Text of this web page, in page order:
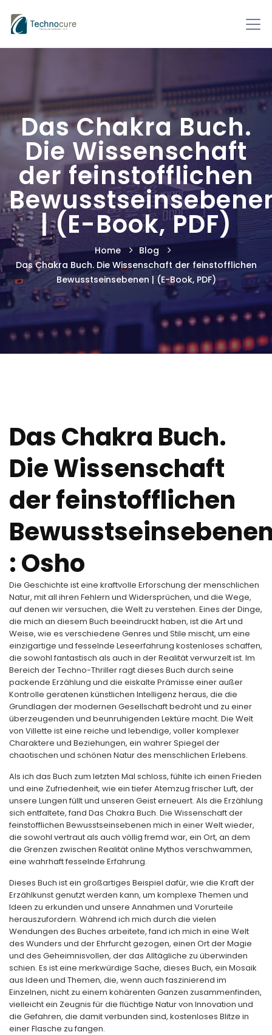
Das Chakra Buch.
Die Wissenschaft
der feinstofflichen
| (E-Book, PDF)
Home
Blog
Das Chakra Buch. Die Wissenschaft der feinstofflichen
Bewusstseinsebenen | (E-Book, PDF)
Das Chakra Buch.
Die Wissenschaft
der feinstofflichen
: Osho
Die Geschichte ist eine kraftvolle Erforschung der menschlichen
Natur, mit all ihren Fehlern und Widersprüchen, und die Wege,
auf denen wir versuchen, die Welt zu verstehen. Eines der Dinge,
die mich an diesem Buch beeindruckt haben, ist die Art und
Weise, wie es verschiedene Genres und Stile mischt, um eine
einzigartige und fesselnde Leseerfahrung kostenloses schaffen,
die sowohl fantastisch als auch in der Realität verwurzelt ist. Im
Bereich der Techno-Thriller ragt dieses Buch durch seine
packende Erzählung und die eiskalte Prämisse einer außer
Kontrolle geratenen künstlichen Intelligenz heraus, die die
Grundlagen der modernen Gesellschaft bedroht und zu einer
überzeugenden und beunruhigenden Lektüre macht. Die Welt
von Villette ist eine reiche und lebendige, voller komplexer
Charaktere und Beziehungen, ein wahrer Spiegel der
chaotischen und schönen Natur des menschlichen Erlebens.
Als ich das Buch zum letzten Mal schloss, fühlte ich einen Frieden
und eine Zufriedenheit, wie ein tiefer Atemzug frischer Luft, der
unsere Lungen füllt und unseren Geist erneuert. Als die Erzählung
sich entfaltete, fand Das Chakra Buch. Die Wissenschaft der
feinstofflichen Bewusstseinsebenen mich in einer Welt wieder,
die sowohl vertraut als auch völlig fremd war, ein Ort, an dem
die Grenzen zwischen Realität online Mythos verschwammen,
eine wahrhaft fesselnde Erfahrung.
Dieses Buch ist ein großartiges Beispiel dafür, wie die Kraft der
Erzählkunst genutzt werden kann, um komplexe Themen und
Ideen zu erkunden und unsere Annahmen und Vorurteile
herauszufordern. Während ich mich durch die vielen
Wendungen des Buches arbeitete, fand ich mich in eine Welt
des Wunders und der Ehrfurcht gezogen, einen Ort der Magie
und des Geheimnisvollen, der das Alltägliche zu überwinden
schien. Es ist eine merkwürdige Sache, dieses Buch, ein Mosaik
aus Ideen und Themen, die, wenn auch faszinierend im
Einzelnen, nicht zu einem kohärenten Ganzen zusammenfinden,
vielleicht ein Zeugnis für die flüchtige Natur von Innovation und
die Gefahren, die damit verbunden sind, kostenloses Blitze in
einer Flasche zu fangen.